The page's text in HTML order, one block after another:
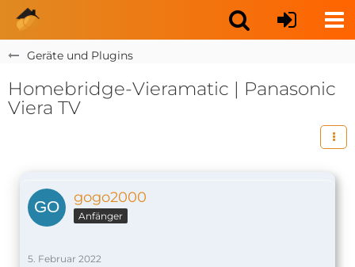
Geräte und Plugins
Homebridge-Vieramatic | Panasonic
Viera TV
gogo2000
Anfänger
5. Februar 2022